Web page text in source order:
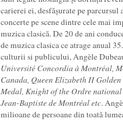
carierei ei, desfășurate pe
concerte pe scene dintre cele mai
muzica clasică. De 20 de ani
de muzica clasica ce atrage anual
culturii si publicului, Angèle
Université Concordia à Montréal,
Canada, Queen Elizabeth II
Medal, Knight of the Ordre
Jean-Baptiste de Montréal etc.
milioane de persoane din toată